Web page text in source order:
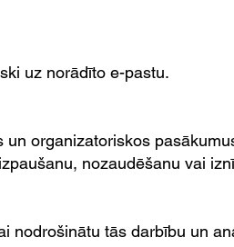
uz norādīto e-pastu.
organizatoriskos
nozaudēšanu vai
nodrošinātu tās darbību un